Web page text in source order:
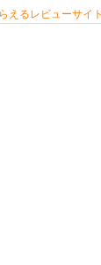
えるレビューサイ